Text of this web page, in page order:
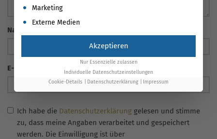
Name
E-Mail Adresse
Ich habe die Datenschutzerklärung gelesen und stimme
zu, dass meine Angaben verarbeitet und gespeichert
werden. Die Einwilligung ist über
Marketing
Externe Medien
Akzeptieren
Nur Essenzielle zulassen
Individuelle Datenschutzeinstellungen
Cookie-Details
Datenschutzerklärung Impressum